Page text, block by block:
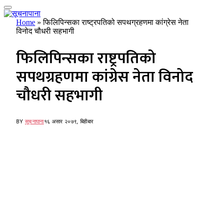
Home »फिलिपिन्सका राष्ट्रपतिको सपथग्रहणमा कांग्रेस नेता
विनोद चौधरी सहभागी
फिलिपिन्सका राष्ट्रपतिको
सपथग्रहणमा कांग्रेस नेता विनोद
चौधरी सहभागी
BY सूचनापाना१६ असार २०७९, बिहीबार